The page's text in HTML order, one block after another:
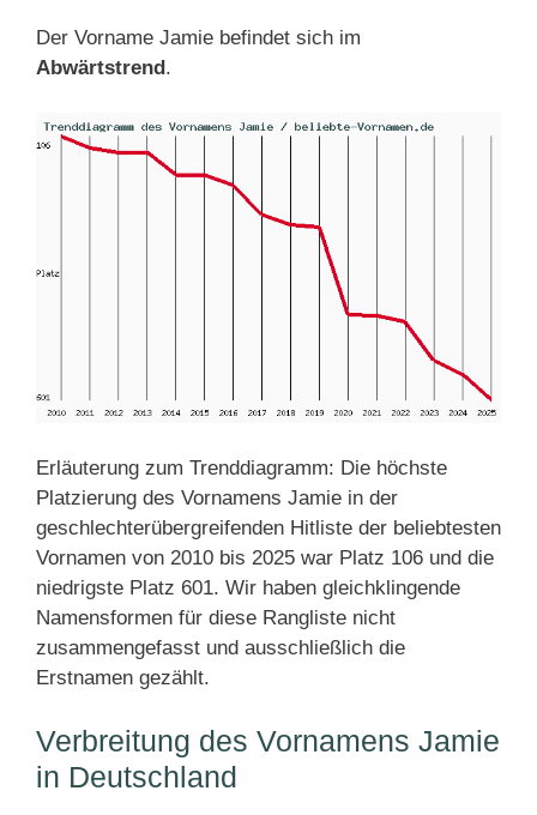
Der Vorname Jamie befindet sich im
Abwärtstrend.
Erläuterung zum Trenddiagramm: Die höchste
Platzierung des Vornamens Jamie in der
geschlechterübergreifenden Hitliste der beliebtesten
Vornamen von 2010 bis 2025 war Platz 106 und die
niedrigste Platz 601. Wir haben gleichklingende
Namensformen für diese Rangliste nicht
zusammengefasst und ausschließlich die
Erstnamen gezählt.
Verbreitung des Vornamens Jamie
in Deutschland